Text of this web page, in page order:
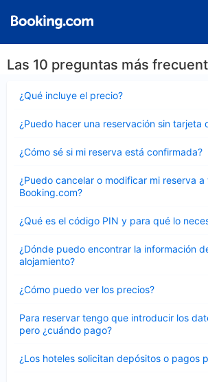
Las 10 preguntas más
¿Qué incluye el precio?
cerrado
¿Puedo hacer una reservación sin tarjeta
cerrado
¿Cómo sé si mi reserva está confirmada?
cerrado
¿Puedo cancelar o modificar mi reserva
Booking.com?
cerrado
¿Qué es el código PIN y para qué lo
cerrado
¿Dónde puedo encontrar la información
alojamiento?
cerrado
¿Cómo puedo ver los precios?
cerrado
Para reservar tengo que introducir los
pero ¿cuándo pago?
cerrado
¿Los hoteles solicitan depósitos o pagos
cerrado